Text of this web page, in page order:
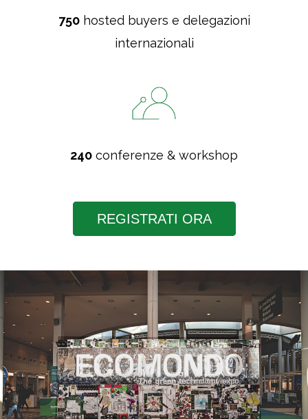
750hosted buyers e delegazioni
internazionali
240 conferenze & workshop
REGISTRATI ORA